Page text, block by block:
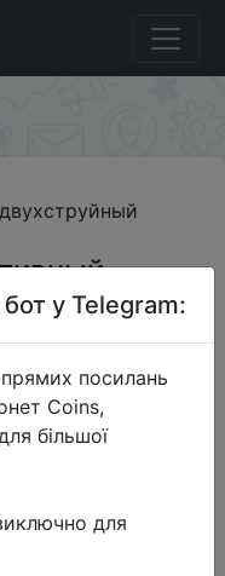
Loskii QD-H02
у Telegram:
посилань
Coins,
більшої
для